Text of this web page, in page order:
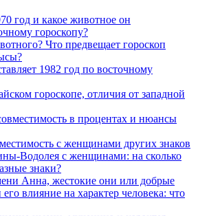
год и какое животное он
гороскопу?
Что предвещает гороскоп
1982 год по восточному
гороскопе, отличия от западной
в процентах и нюансы
с женщинами других знаков
Водолея с женщинами: на сколько
знаки?
Анна, жестокие они или добрые
влияние на характер человека: что